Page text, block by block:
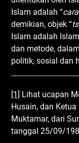
Islam adalah “
demikian, objek “
Islam adalah
dan metode,
politik, sosial dan
[1] Lihat ucapan
Husain, dan
Muktamar, dari
tanggal 25/09/